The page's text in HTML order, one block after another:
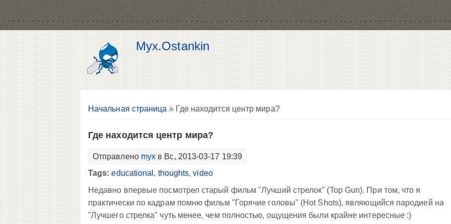
Myx.Ostankin
Вы здесь
Начальная страница » Где находится центр мира?
Где находится центр мира?
Отправлено myx в Вс, 2013-03-17 19:39
Tags:educational , thoughts,video
Недавно впервые посмотрел старый фильм "Лучший стрелок" (Top Gun). При том, что я
практически по кадрам помню фильм "Горячие головы" (Hot Shots), являющийся пародией на
"Лучшего стрелка" чуть менее, чем полностью, ощущения были крайне интересные :)